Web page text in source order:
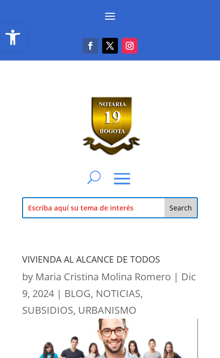
Abrir barra de herramientas
VIVIENDA AL ALCANCE DE TODOS
by Maria Cristina Molina Romero | Dic
9, 2024| BLOG, NOTICIAS,
SUBSIDIOS, URBANISMO